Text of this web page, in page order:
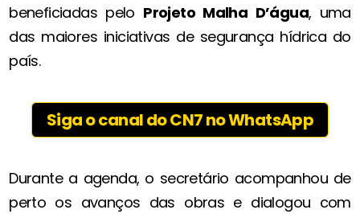
beneficiadas pelo Projeto Malha D’água, uma
das maiores iniciativas de segurança hídrica do
país.
Siga o canal do CN7 no WhatsApp
Durante a agenda, o secretário acompanhou de
perto os avanços das obras e dialogou com